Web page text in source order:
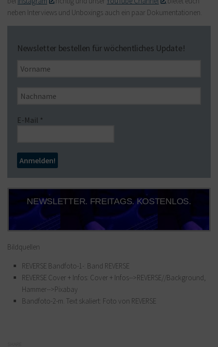
neben Interviews und Unboxings auch ein paar Dokumentationen.
Newsletter bestellen für wöchentliches Update!
E-Mail *
NEWSLETTER. FREITAGS. KOSTENLOS.
Bildquellen
REVERSE Bandfoto-1-: Band REVERSE
REVERSE Cover + Infos: Cover + Infos-->REVERSE//Background,
Hammer-->Pixabay
Bandfoto-2-m. Text skaliert: Foto von REVERSE